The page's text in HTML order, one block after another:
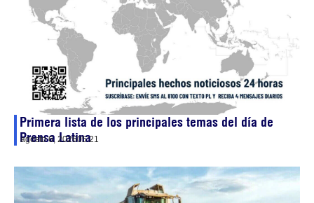
Primera lista de los principales temas del día de
Prensa Latina
agosto 6, 202605:21